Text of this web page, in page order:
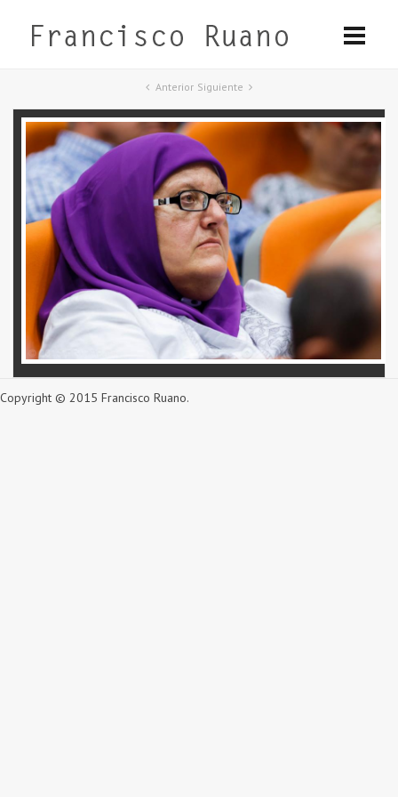
Anterior Siguiente
Copyright © 2015 Francisco Ruano.